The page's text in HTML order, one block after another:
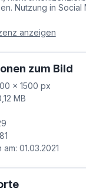
Nutzung in Social
anzeigen
zum Bild
× 1500 px
MB
01.03.2021